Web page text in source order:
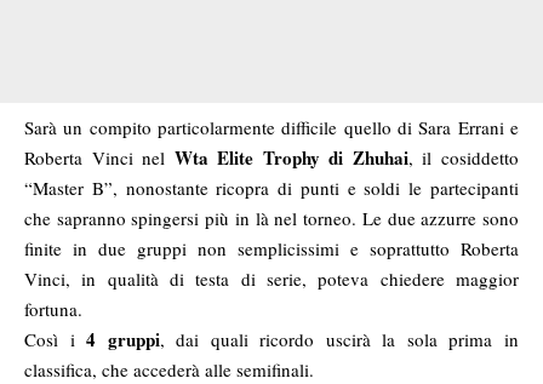
Sarà un compito particolarmente difficile quello di Sara Errani e
Roberta Vinci nel Wta Elite Trophy di Zhuhai, il cosiddetto
“Master B”, nonostante ricopra di punti e soldi le partecipanti
che sapranno spingersi più in là nel torneo. Le due azzurre sono
finite in due gruppi non semplicissimi e soprattutto Roberta
Vinci, in qualità di testa di serie, poteva chiedere maggior
fortuna.
Così i4 gruppi, dai quali ricordo uscirà la sola prima in
classifica, che accederà alle semifinali.